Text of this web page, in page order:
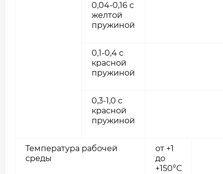
0,04-0,16 с
желтой
пружиной
0,1-0,4 с
красной
пружиной
0,3-1,0 с
красной
пружиной
Температура рабочей
среды
от +1
до
+150°С